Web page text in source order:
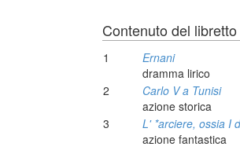
Contenuto del libretto
1
Ernani
dramma lirico
2
Carlo V a Tunisi
azione storica
3
L' *arciere, ossia I
azione fantastica